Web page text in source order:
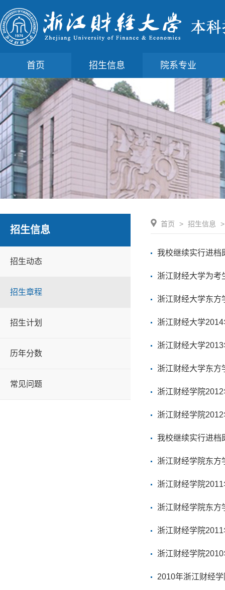
首页 招生信息 院系专业
招生信息
招生动态
招生章程
招生计划
历年分数
常见问题
首页 > 招生信息
我校继续实行进档
浙江财经大学为考
浙江财经大学东方
浙江财经大学
浙江财经大学
浙江财经大学东方
浙江财经学院
浙江财经学院
我校继续实行进档
浙江财经学院东方
浙江财经学院
浙江财经学院东方
浙江财经学院
浙江财经学院
2010年浙江财经